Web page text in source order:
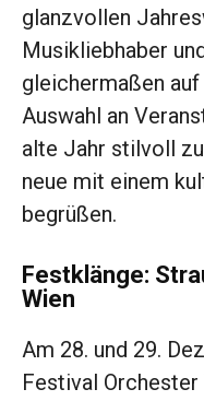
glanzvollen
Musikliebhaber
gleichermaßen
Auswahl an
alte Jahr stilvoll
neue mit einem
begrüßen.
Festklänge:
Wien
Am 28. und 29.
Festival